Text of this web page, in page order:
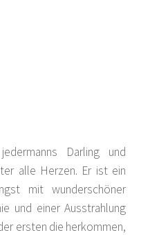
Darling und
alle Herzen. Er ist ein
mit wunderschöner
und einer Ausstrahlung
ersten die herkommen,